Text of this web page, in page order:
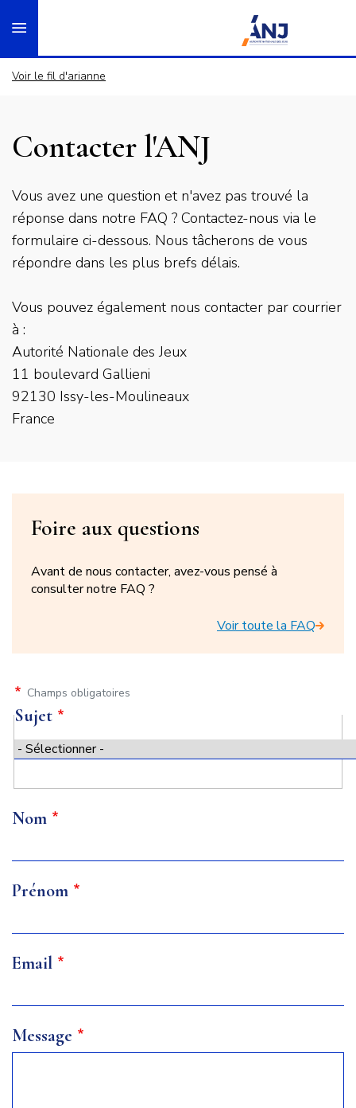
accueil
Voir le fil d'arianne
Contacter l'ANJ
Chapo
Vous avez une question et n'avez pas trouvé la
réponse dans notre FAQ ? Contactez-nous via le
formulaire ci-dessous. Nous tâcherons de vous
répondre dans les plus brefs délais.
Vous pouvez également nous contacter par courrier
à :
Autorité Nationale des Jeux
11 boulevard Gallieni
92130 Issy-les-Moulineaux
France
Titre
bloc
Foire aux questions
Avant de nous contacter, avez-vous pensé à
consulter notre FAQ ?
Voir toute la FAQ
Champs obligatoires
Formulaire
Sujet
Sujet
Nom
Prénom
Email
Message